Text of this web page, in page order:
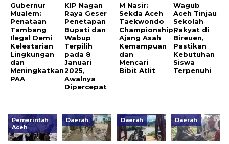
Gubernur
Mualem:
Penataan
Tambang
Ilegal Demi
Kelestarian
Lingkungan
dan
Meningkatkan
PAA
KIP Nagan
Raya Geser
Penetapan
Bupati dan
Wabup
Terpilih
pada 8
Januari
2025,
Awalnya
Dipercepat
M Nasir:
Sekda Aceh
Taekwondo
Championship,
Ajang Asah
Kemampuan
dan
Mencari
Bibit Atlit
Wagub
Aceh Tinjau
Sekolah
Rakyat di
Bireuen,
Pastikan
Kebutuhan
Siswa
Terpenuhi
Pemerintah
Aceh
Daerah Daerah Daerah